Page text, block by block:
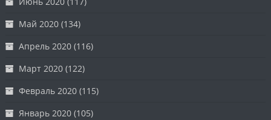
Май 2020 (134)
Апрель 2020 (116)
Март 2020 (122)
Февраль 2020 (115)
Январь 2020 (105)